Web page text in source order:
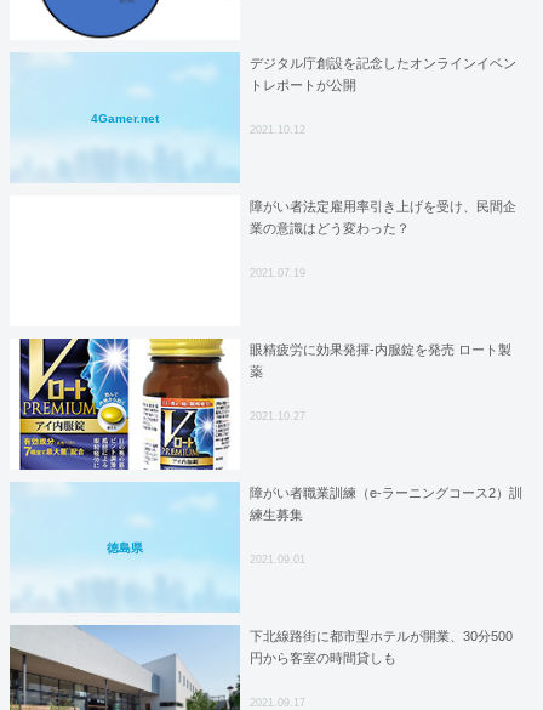
4Gamer.net
デジタル庁創設を記念したオンラインイベン
トレポートが公開
2021.10.12
障がい者法定雇用率引き上げを受け、民間企
業の意識はどう変わった？
2021.07.19
眼精疲労に効果発揮‐内服錠を発売 ロート製
薬
2021.10.27
徳島県
障がい者職業訓練（e-ラーニングコース2）訓
練生募集
2021.09.01
下北線路街に都市型ホテルが開業、30分500
円から客室の時間貸しも
2021.09.17